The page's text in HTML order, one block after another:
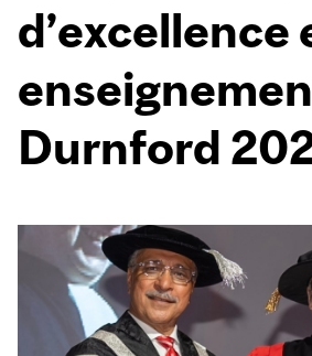
d’excellence
Durnford